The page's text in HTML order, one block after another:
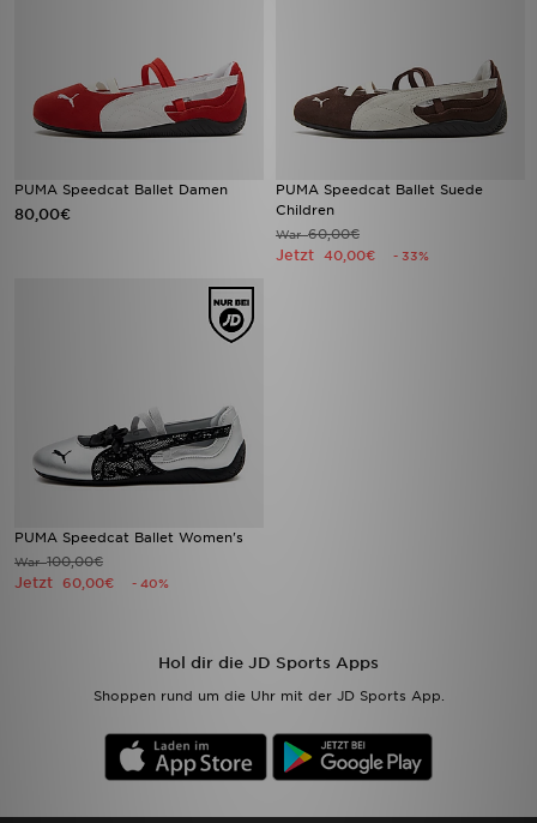
PUMA Speedcat Ballet Damen
80,00€
PUMA Speedcat Ballet Suede
Children
War60,00€
Jetzt 40,00€ - 33%
PUMA Speedcat Ballet Women's
War100,00€
Jetzt 60,00€ - 40%
Hol dir die JD Sports Apps
Shoppen rund um die Uhr mit der JD Sports App.